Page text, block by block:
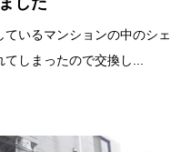
いるマンションの中のシェ
てしまったので交換し...